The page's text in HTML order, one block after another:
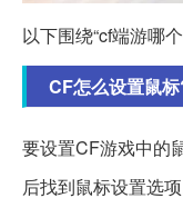
以下围绕“cf端游哪
CF怎么设置鼠
要设置CF游戏中的
后找到鼠标设置选